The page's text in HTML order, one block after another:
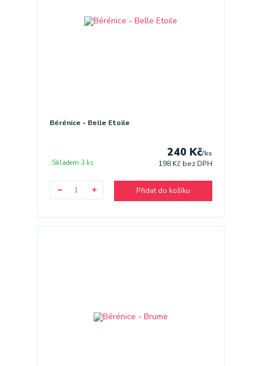
Bérénice - Belle Etoile
240 Kč/ks
198 Kč bez DPH
Skladem 3 ks
Přidat do košíku